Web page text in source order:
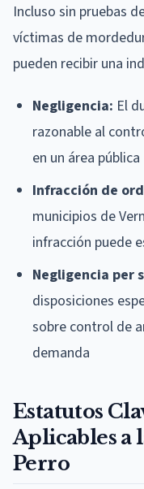
Incluso sin pruebas
víctimas de
pueden recibir una
Negligencia: El
razonable al
en un área pública
Infracción de
municipios de
infracción puede
Negligencia per
disposiciones
sobre control de
demanda
Estatutos
Aplicables a
Perro